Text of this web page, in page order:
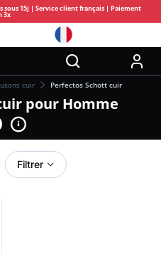
sous 15j | Service client français | Paiement
3x
cuir Perfectos Schott cuir
pour Homme
Filtrer